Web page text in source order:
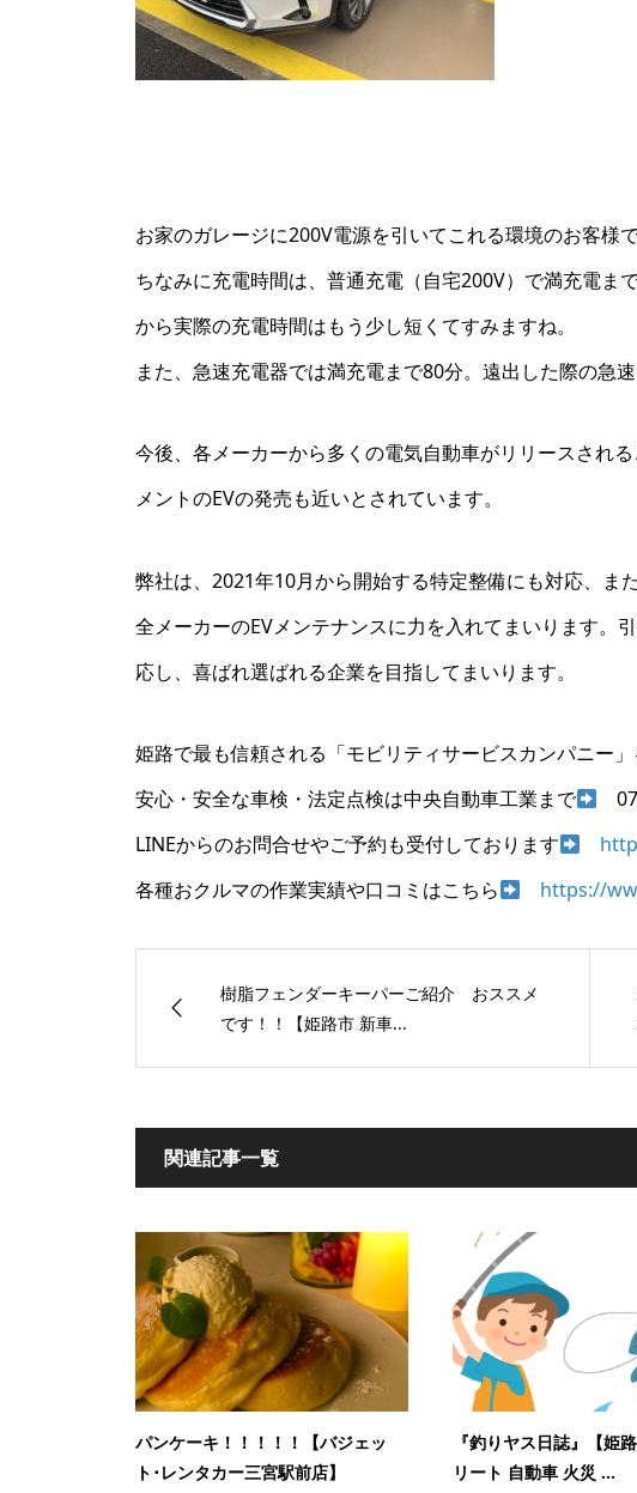
お家のガレージに200V電源を引いてこれる環境のお客様
ちなみに充電時間は、普通充電（自宅200V）で満充電ま
から実際の充電時間はもう少し短くてすみますね。
また、急速充電器では満充電まで80分。遠出した際の急
今後、各メーカーから多くの電気自動車がリリースされ
メントのEVの発売も近いとされています。
弊社は、2021年10月から開始する特定整備にも対応、ま
全メーカーのEVメンテナンスに力を入れてまいります。
応し、喜ばれ選ばれる企業を目指してまいります。
姫路で最も信頼される「モビリティサービスカンパニー
安心・安全な車検・法定点検は中央自動車工業まで
LINEからのお問合せやご予約も受付しております
各種おクルマの作業実績や口コミはこちら
https://
樹脂フェンダーキーパーご紹介 おススメ
です！！【姫路市 新車...
関連記事一覧
パンケーキ！！！！！【バジェッ
ト･レンタカー三宮駅前店】
『釣りヤス日誌』【姫
リート 自動車 火災 ...